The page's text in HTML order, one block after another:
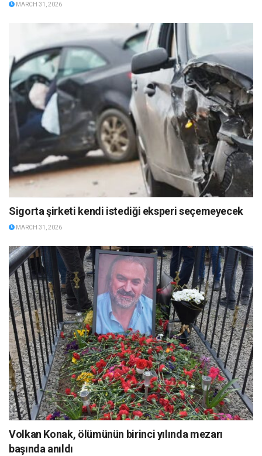
MARCH 31, 2026
Sigorta şirketi kendi istediği eksperi seçemeyecek
MARCH 31, 2026
Volkan Konak, ölümünün birinci yılında mezarı
başında anıldı